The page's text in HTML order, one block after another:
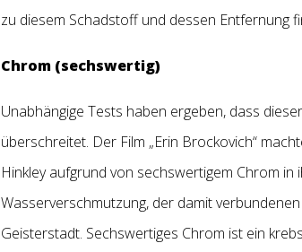
zu diesem Schadstoff und dessen Entfernung
Chrom (sechswertig)
Unabhängige Tests haben ergeben, dass
überschreitet. Der Film „Erin Brockovich“
Hinkley aufgrund von sechswertigem Chrom
Wasserverschmutzung, der damit
Geisterstadt. Sechswertiges Chrom ist ein